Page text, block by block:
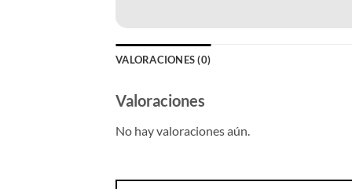
VALORACIONES (0)
Valoraciones
No hay valoraciones aún.